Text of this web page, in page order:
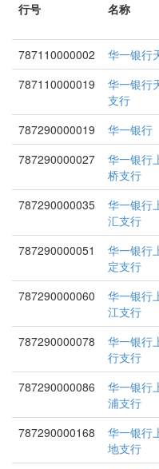
行号 名称
787110000002
华一银行
787110000019
华一银行
支行
787290000019 华一银行
787290000027
华一银行
桥支行
787290000035
华一银行
汇支行
787290000051
华一银行
定支行
787290000060
华一银行
江支行
787290000078
华一银行
行支行
787290000086
华一银行
浦支行
787290000168
华一银行
地支行